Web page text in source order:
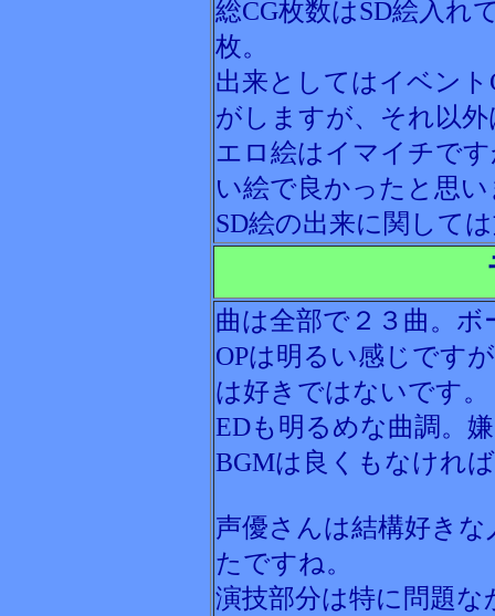
総CG枚数はSD絵入れ
枚。
出来としてはイベン
がしますが、それ以
エロ絵はイマイチで
い絵で良かったと思
SD絵の出来に関して
曲は全部で２３曲。
OPは明るい感じです
は好きではないです。
EDも明るめな曲調。
BGMは良くもなけれ
声優さんは結構好き
たですね。
演技部分は特に問題な